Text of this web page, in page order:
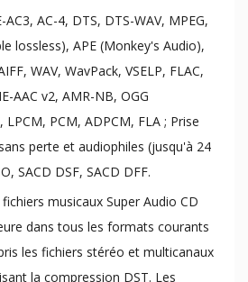
AC3, AC-4, DTS, DTS-WAV, MPEG,
lossless), APE (Monkey's Audio),
WAV, WavPack, VSELP, FLAC,
AAC v2, AMR-NB, OGG
LPCM, PCM, ADPCM, FLA ; Prise
perte et audiophiles (jusqu'à 24
SACD DSF, SACD DFF.
musicaux Super Audio CD
dans tous les formats courants
les fichiers stéréo et multicanaux
la compression DST. Les